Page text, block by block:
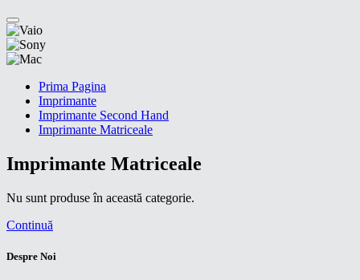
Prima Pagina
Imprimante
Imprimante Second Hand
Imprimante Matriceale
Imprimante Matriceale
Nu sunt produse în această categorie.
Continuă
Despre Noi